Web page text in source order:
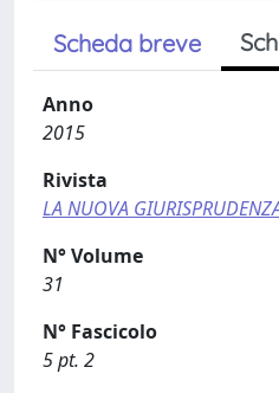
Scheda breve
Anno
2015
Rivista
LA NUOVA
N° Volume
31
N° Fascicolo
5 pt. 2